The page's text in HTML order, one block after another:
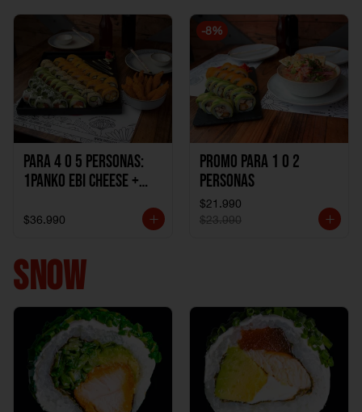
1Katzu de Camaron
Para 4 o 5 personas:
1Panko Ebi Cheese +
Sake + 1Avocado Beto
1Katzu de Pollo
$36.990
-8%
Promo Para 1 o 2
personas
$21.990
$23.990
SNOW